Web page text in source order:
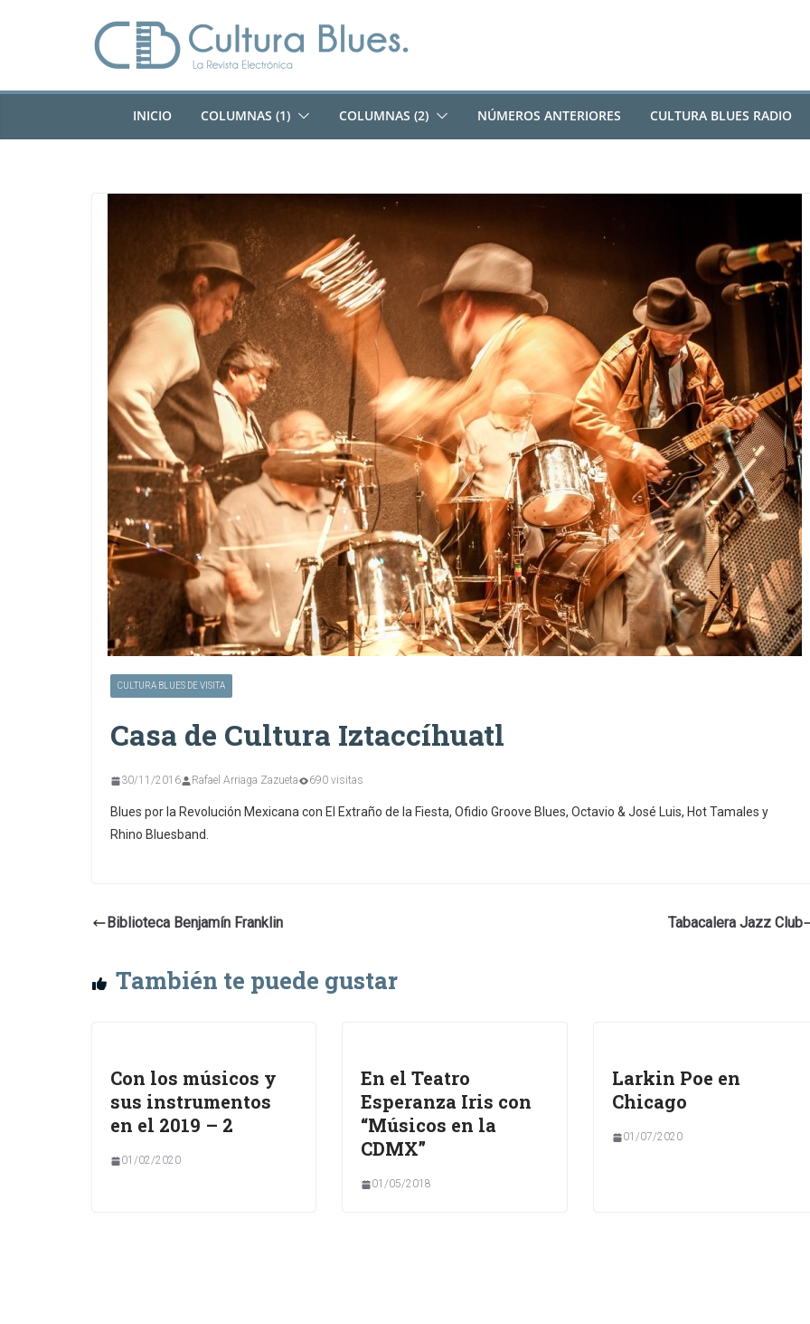
INICIO COLUMNAS (1) COLUMNAS (2) NÚMEROS ANTERIORES CULTURA BLUES RADIO
CULTURA BLUES DE VISITA
Casa de Cultura Iztaccíhuatl
30/11/2016 Rafael Arriaga Zazueta 690 visitas
Blues por la Revolución Mexicana con El Extraño de la Fiesta, Ofidio Groove Blues, Octavio & José Luis, Hot Tamales y
Rhino Bluesband.
Biblioteca Benjamín Franklin Tabacalera Jazz Club
También te puede gustar
Con los músicos y
sus instrumentos
en el 2019 – 2
01/02/2020
En el Teatro
Esperanza Iris con
“Músicos en la
CDMX”
01/05/2018
Larkin Poe en
Chicago
01/07/2020